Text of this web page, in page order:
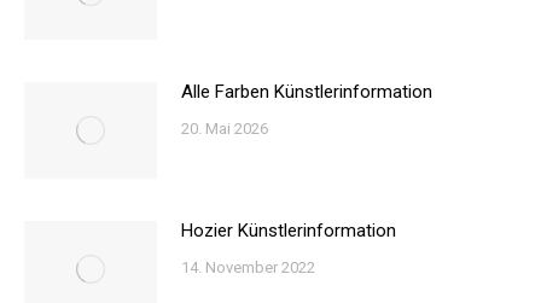
Alle Farben Künstlerinformation
20. Mai 2026
Hozier Künstlerinformation
14. November 2022